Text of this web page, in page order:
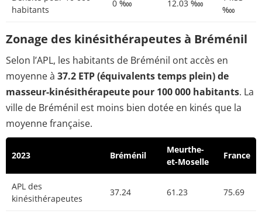
habitants
0 ‱ 12.03 ‱
‱
Zonage des kinésithérapeutes à Bréménil
Selon l’APL, les habitants de Bréménil ont accès en
moyenne à 37.2 ETP (équivalents temps plein) de
masseur-kinésithérapeute pour 100 000 habitants. La
ville de Bréménil est moins bien dotée en kinés que la
moyenne française.
2023 Bréménil
Meurthe-
et-Moselle
France
APL des
kinésithérapeutes
37.24 61.23 75.69